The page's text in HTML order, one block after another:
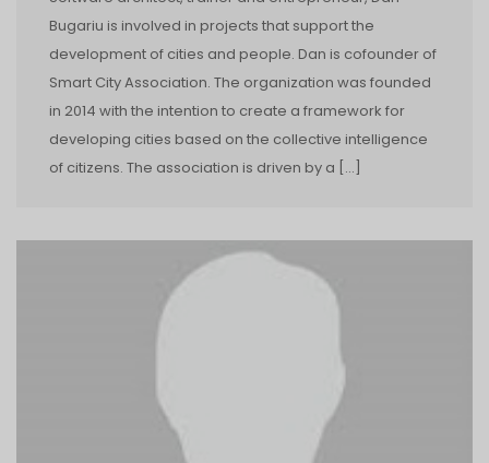
Bugariu is involved in projects that support the
development of cities and people. Dan is co­founder of
Smart City Association. The organization was founded
in 2014 with the intention to create a framework for
developing cities based on the collective intelligence
of citizens. The association is driven by a […]